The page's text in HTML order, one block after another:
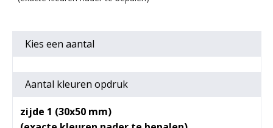
Kies een aantal
Aantal kleuren opdruk
zijde 1 (30x50 mm)